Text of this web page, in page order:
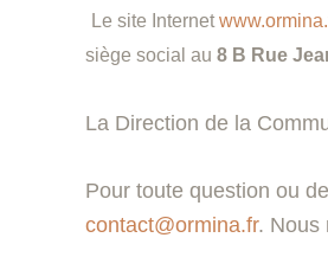
Le site Internet
siège social au 8 B Rue
La Direction de la
Pour toute question ou
contact@ormina.fr. Nous